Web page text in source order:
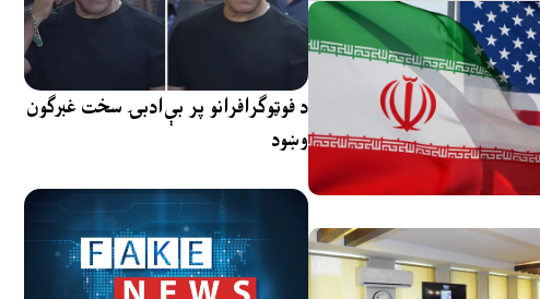
د فوټوګرافرانو پر بې‌ادبۍ سخت غبرګون
وښود